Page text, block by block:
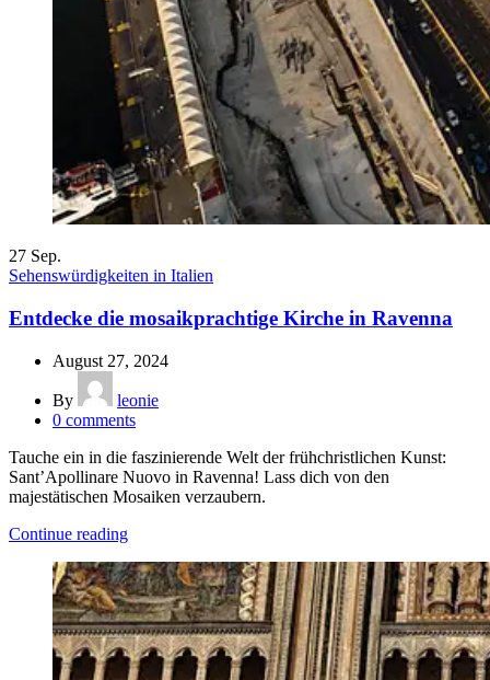
27 Sep.
Sehenswürdigkeiten in Italien
Entdecke die mosaikprachtige Kirche in Ravenna
August 27, 2024
By
leonie
0 comments
Tauche ein in die faszinierende Welt der frühchristlichen Kunst:
Sant’Apollinare Nuovo in Ravenna! Lass dich von den
majestätischen Mosaiken verzaubern.
Continue reading